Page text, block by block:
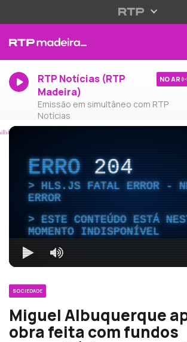
RTP Notícias (RTP
Madeira)
Emissão em simultâneo com RTP
Notícias
NO AR
ERRO204
HLS.JS FATAL ERROR -
ERROR
ESTE CONTEÚDO ESTÁ
MOMENTO INDISPONÍVEL
SOCIEDADE
Miguel Albuquerque
obra feita com fundos